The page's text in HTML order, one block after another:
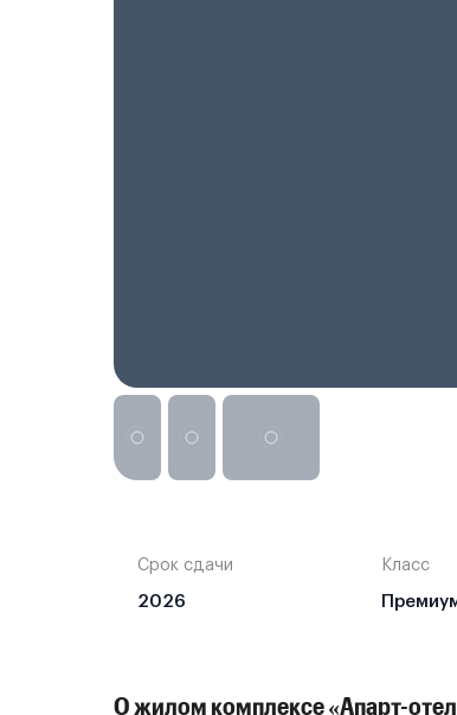
Срок сдачи
2026
Класс
О жилом комплексе «Апарт-